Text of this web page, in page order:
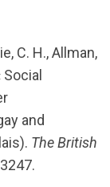
C. H., Allman,
and
The British